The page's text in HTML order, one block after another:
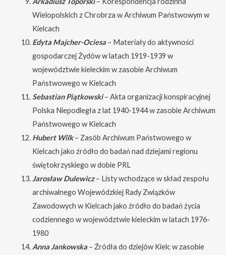
Wielopolskich z Chrobrza w Archiwum Państwowym w
Kielcach
Edyta Majcher-Ociesa – Materiały do aktywności
gospodarczej Żydów w latach 1919-1939 w
województwie kieleckim w zasobie Archiwum
Państwowego w Kielcach
Sebastian Piątkowski– Akta organizacji konspiracyjnej
Polska Niepodległa z lat 1940-1944 w zasobie Archiwum
Państwowego w Kielcach
Hubert Wilk– Zasób Archiwum Państwowego w
Kielcach jako źródło do badań nad dziejami regionu
świętokrzyskiego w dobie PRL
Jarosław Dulewicz– Listy wchodzące w skład zespołu
archiwalnego Wojewódzkiej Rady Związków
Zawodowych w Kielcach jako źródło do badań życia
codziennego w województwie kieleckim w latach 1976-
1980
Anna Jankowska – Źródła do dziejów Kielc w zasobie